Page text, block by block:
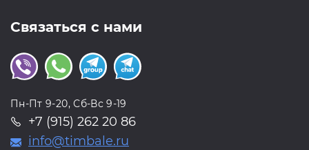
Связаться с нами
Пн-Пт 9-20, Сб-Вс 9-19
+7 (915) 262 20 86
info@timbale.ru